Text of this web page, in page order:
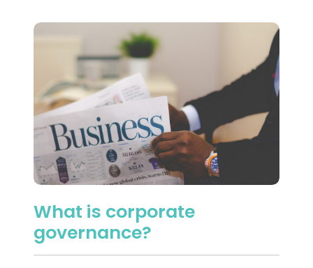
What is corporate
governance?